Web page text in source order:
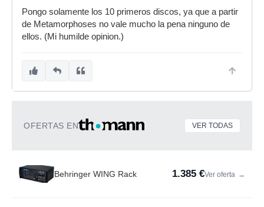
Pongo solamente los 10 primeros discos, ya que a partir
de Metamorphoses no vale mucho la pena ninguno de
ellos. (Mi humilde opinion.)
OFERTAS EN VER TODAS
Behringer WING Rack 1.385 €Ver oferta →